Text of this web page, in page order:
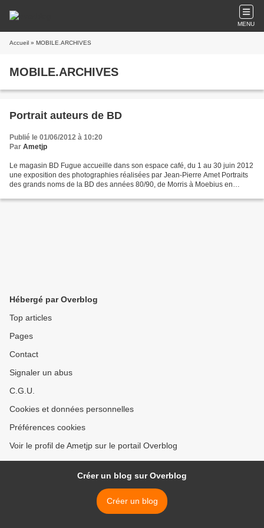
MENU
Accueil » MOBILE.ARCHIVES
MOBILE.ARCHIVES
Portrait auteurs de BD
Publié le 01/06/2012 à 10:20
Par Ametjp
Le magasin BD Fugue accueille dans son espace café, du 1 au 30 juin 2012
une exposition des photographies réalisées par Jean-Pierre Amet Portraits
des grands noms de la BD des années 80/90, de Morris à Moebius en
Hébergé par Overblog
Top articles
Pages
Contact
Signaler un abus
C.G.U.
Cookies et données personnelles
Préférences cookies
Voir le profil de Ametjp sur le portail Overblog
Créer un blog sur Overblog
Créer un blog